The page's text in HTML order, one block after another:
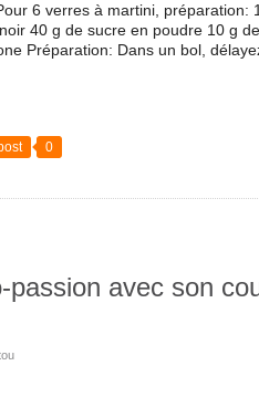
6 verres à martini, préparation:
40 g de sucre en poudre 10 g
Préparation: Dans un bol,
0
passion avec son